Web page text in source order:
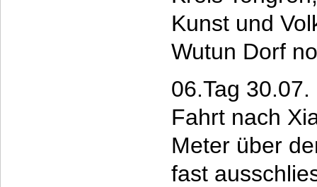
Kunst und
Wutun Dorf
06.Tag
Fahrt nach
Meter über
fast